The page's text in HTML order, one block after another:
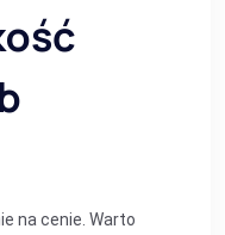
na cenie. Warto